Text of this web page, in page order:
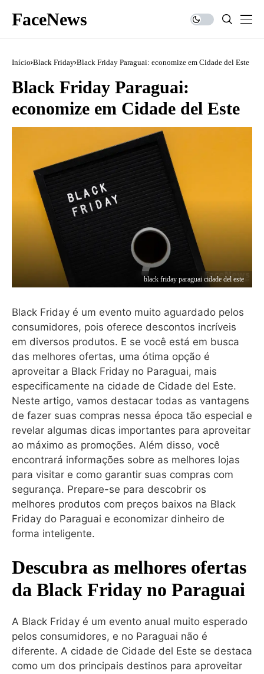
FaceNews
Início Black Friday Black Friday Paraguai: economize em Cidade del Este
Black Friday Paraguai:
economize em Cidade del Este
black friday paraguai cidade del este
Black Friday é um evento muito aguardado pelos
consumidores, pois oferece descontos incríveis
em diversos produtos. E se você está em busca
das melhores ofertas, uma ótima opção é
aproveitar a Black Friday no Paraguai, mais
especificamente na cidade de Cidade del Este.
Neste artigo, vamos destacar todas as vantagens
de fazer suas compras nessa época tão especial e
revelar algumas dicas importantes para aproveitar
ao máximo as promoções. Além disso, você
encontrará informações sobre as melhores lojas
para visitar e como garantir suas compras com
segurança. Prepare-se para descobrir os
melhores produtos com preços baixos na Black
Friday do Paraguai e economizar dinheiro de
forma inteligente.
Descubra as melhores ofertas
da Black Friday no Paraguai
A Black Friday é um evento anual muito esperado
pelos consumidores, e no Paraguai não é
diferente. A cidade de Cidade del Este se destaca
como um dos principais destinos para aproveitar